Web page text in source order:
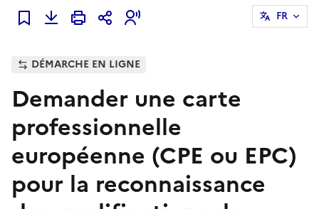
Ajouter à mes favoris
FR
DÉMARCHE EN LIGNE
Demander une carte
professionnelle
européenne (CPE ou EPC)
pour la reconnaissance